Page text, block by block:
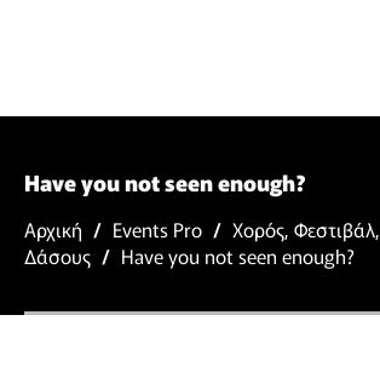
Have you not seen enough?
Αρχική / Events Pro / Χορός, Φεστιβάλ,
Δάσους / Have you not seen enough?